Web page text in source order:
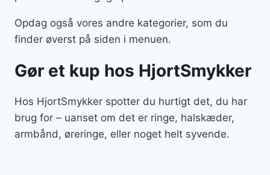
Opdag også vores andre kategorier, som du
finder øverst på siden i menuen.
Gør et kup hos HjortSmykker
Hos HjortSmykker spotter du hurtigt det, du har
brug for – uanset om det er ringe, halskæder,
armbånd, øreringe, eller noget helt syvende.